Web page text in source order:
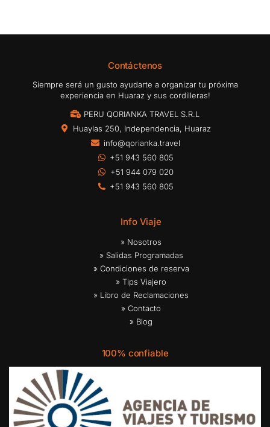
Contáctenos
Siempre será un gusto ayudarte a organizar tu próxima
experiencia en Huaraz y sus cordilleras!
PERU QORIANKA TRAVEL S.R.L
Huaylas 250, Independencia, Huaraz
info@qorianka.travel
+51 943 560 805
+51 944 079 020
+51 943 560 805
Info Viaje
» Nosotros
» Salidas Programadas
» Condiciones de reserva
» Tips Viajero
» Libro de Reclamaciones
» Contacto
» Blog
100% confiable